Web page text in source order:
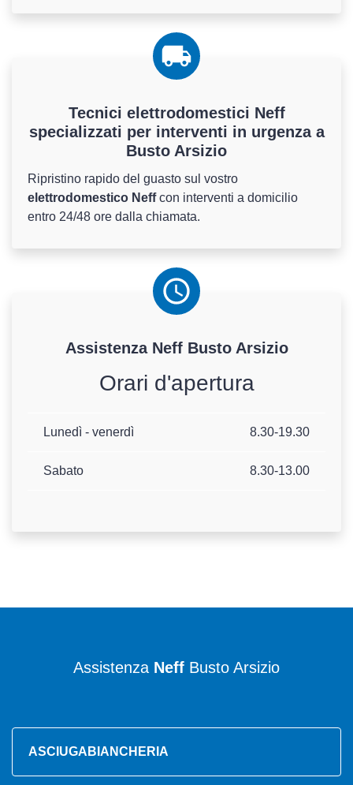
Tecnici elettrodomestici Neff
specializzati per interventi in urgenza a
Busto Arsizio
Ripristino rapido del guasto sul vostro
elettrodomestico Neffcon interventi a domicilio
entro 24/48 ore dalla chiamata.
Assistenza NeffBusto Arsizio
Orari d'apertura
Lunedì - venerdì 8.30-19.30
Sabato 8.30-13.00
Assistenza Neff Busto Arsizio
ASCIUGABIANCHERIA